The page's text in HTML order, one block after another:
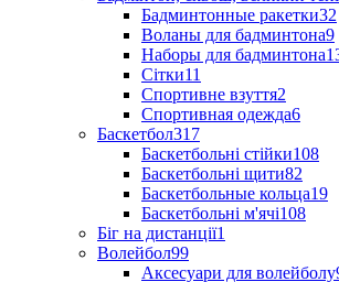
Бадминтонные ракетки32
Воланы для бадминтона9
Наборы для бадминтона
Сітки11
Спортивне взуття2
Спортивная одежда6
Баскетбол317
Баскетбольні стійки108
Баскетбольні щити82
Баскетбольные кольца19
Баскетбольні м'ячі108
Біг на дистанції1
Волейбол99
Аксесуари для волейболу